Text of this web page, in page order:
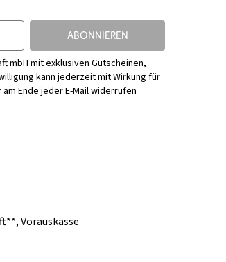
ABONNIEREN
mbH mit exklusiven Gutscheinen,
kann jederzeit mit Wirkung für
Ende jeder E-Mail widerrufen
,Vorauskasse